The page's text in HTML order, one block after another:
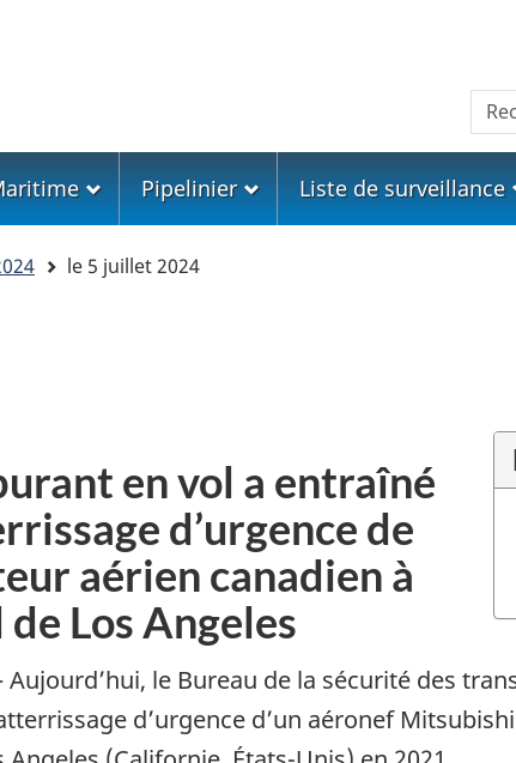
Pipelinier Liste de surveillance
le 5 juillet 2024
en vol a entraîné
d’urgence de
aérien canadien à
Los Angeles
Aujourd’hui, le Bureau de la sécurité des
d’urgence d’un aéronef